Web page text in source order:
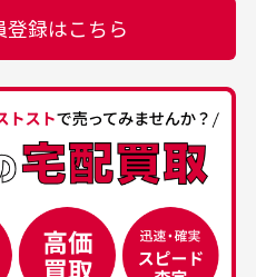
50代男性
安心して中古ウェア
ますか？
が削除されますのでご注意
さい。
心の注意を払っておりま
化やパーツの強度低下が
す。
登録はこちら